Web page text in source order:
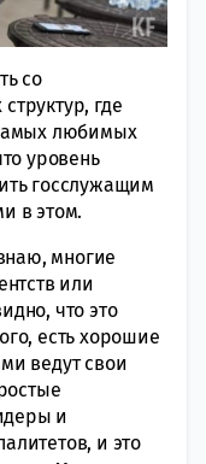
со
где
любимых
уровень
госслужащим
в этом.
многие
или
что это
есть хорошие
ведут свои
и
и это